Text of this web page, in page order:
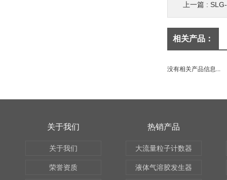
上一篇 :
相关产品：
没有相关产品信息...
关于我们
关于我们
荣誉资质
热销产品
大流量粒子计数器
液体气溶胶发生器